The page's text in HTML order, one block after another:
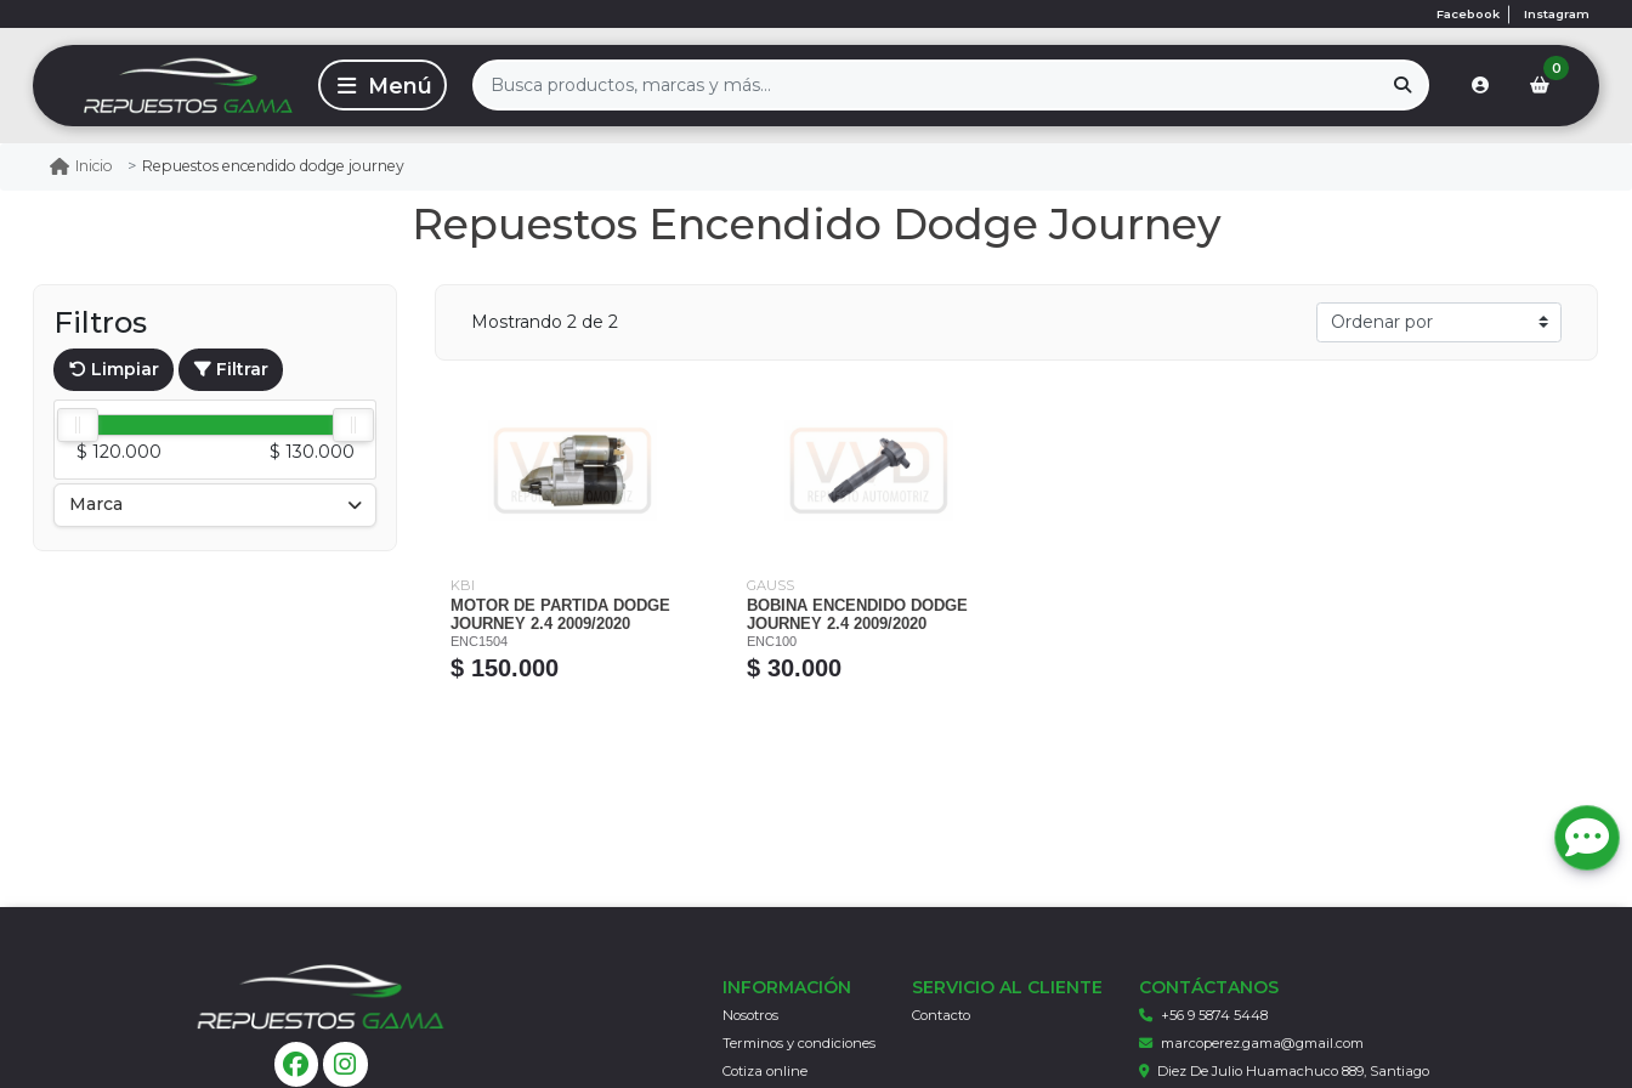
Facebook Instagram
0
Inicio Repuestos encendido dodge journey
Repuestos Encendido Dodge Journey
Filtros
Limpiar Filtrar
$ 120.000 $ 130.000
Marca
Mostrando 2 de 2
KBI
MOTOR DE PARTIDA DODGE
JOURNEY 2.4 2009/2020
ENC1504
$ 150.000
GAUSS
BOBINA ENCENDIDO DODGE
JOURNEY 2.4 2009/2020
ENC100
$ 30.000
INFORMACIÓN
Nosotros
Terminos y condiciones
Cotiza online
SERVICIO AL CLIENTE
Contacto
CONTÁCTANOS
+56 9 5874 5448
marcoperez.gama@gmail.com
Diez De Julio Huamachuco 889, Santiago